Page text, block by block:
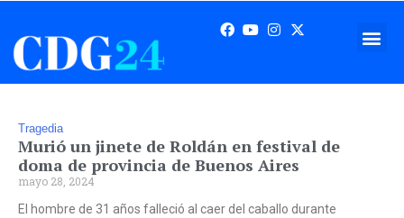
Tragedia
Murió un jinete de Roldán en festival de
doma de provincia de Buenos Aires
mayo 28, 2024
El hombre de 31 años falleció al caer del caballo durante